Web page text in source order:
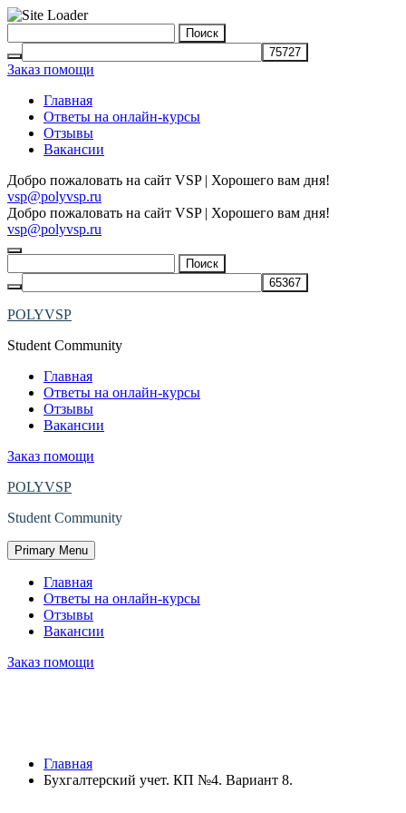
to
content
Заказ помощи
Главная
Ответы на онлайн-курсы
Отзывы
Вакансии
Добро пожаловать на сайт VSP | Хорошего вам дня!
vsp@polyvsp.ru
Добро пожаловать на сайт VSP | Хорошего вам дня!
vsp@polyvsp.ru
POLYVSP
Student Community
Главная
Ответы на онлайн-курсы
Отзывы
Вакансии
Заказ помощи
POLYVSP
Student Community
Primary Menu
Главная
Ответы на онлайн-курсы
Отзывы
Вакансии
Заказ помощи
Главная
Бухгалтерский учет. КП №4. Вариант 8.